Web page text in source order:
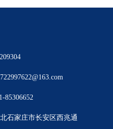
85306652
石家庄市长安区西兆通